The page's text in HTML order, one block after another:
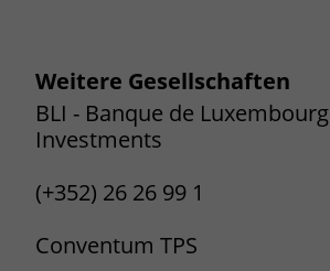
Weitere Gesellschaften
BLI - Banque de Luxembourg
Investments
(+352) 26 26 99 1
Conventum TPS